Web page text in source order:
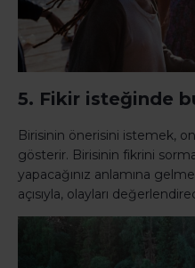
5. Fikir isteğinde
Birisinin önerisini istemek,
gösterir. Birisinin fikrini
yapacağınız anlamına
açısıyla, olayları